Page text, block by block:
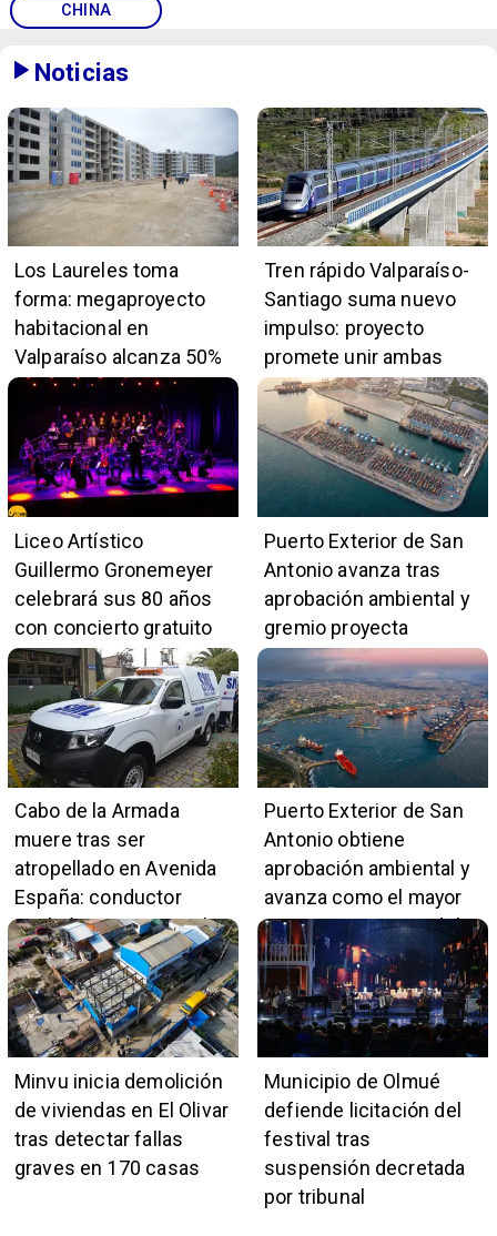
CHINA
Noticias
Los Laureles toma
forma: megaproyecto
habitacional en
Valparaíso alcanza 50%
de avance y beneficiará
a 396 familias
Tren rápido Valparaíso-
Santiago suma nuevo
impulso: proyecto
promete unir ambas
ciudades en 45 minutos
Liceo Artístico
Guillermo Gronemeyer
celebrará sus 80 años
con concierto gratuito
de la Orquesta Marga
Marga
Puerto Exterior de San
Antonio avanza tras
aprobación ambiental y
gremio proyecta
impulso al empleo y
comercio local
Cabo de la Armada
muere tras ser
atropellado en Avenida
España: conductor
también pertenece a la
institución naval
Puerto Exterior de San
Antonio obtiene
aprobación ambiental y
avanza como el mayor
proyecto portuario del
país
Minvu inicia demolición
de viviendas en El Olivar
tras detectar fallas
graves en 170 casas
Municipio de Olmué
defiende licitación del
festival tras
suspensión decretada
por tribunal